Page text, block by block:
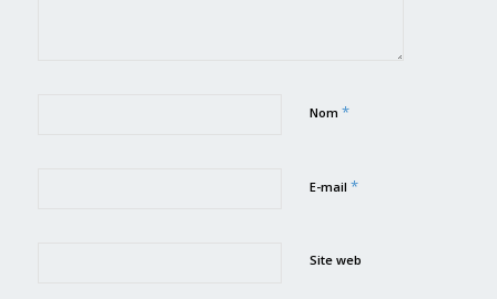
Nom *
E-mail *
Site web